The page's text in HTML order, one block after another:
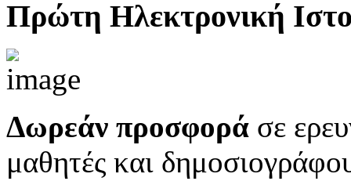
Πρώτη Ηλεκτρονική
Δωρεάν προσφορά σε
μαθητές και